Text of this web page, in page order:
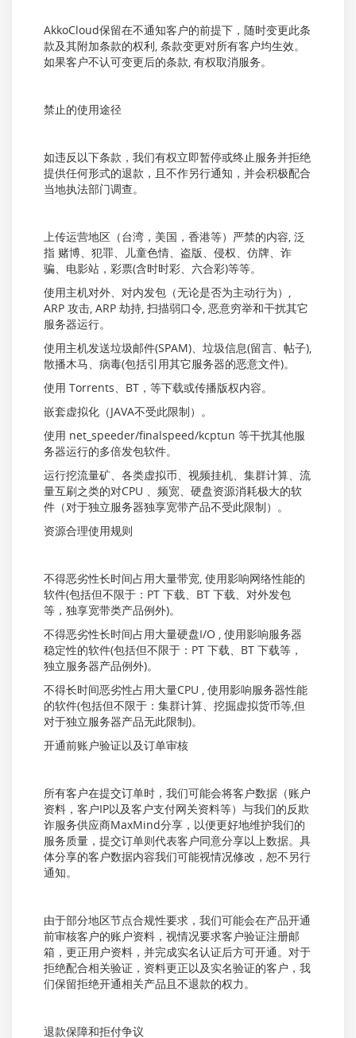
AkkoCloud保留在不通知客户的前提下，随时变更此条
款及其附加条款的权利, 条款变更对所有客户均生效。
如果客户不认可变更后的条款, 有权取消服务。
禁止的使用途径
如违反以下条款，我们有权立即暂停或终止服务并拒绝
提供任何形式的退款，且不作另行通知，并会积极配合
当地执法部门调查。
上传运营地区（台湾，美国，香港等）严禁的内容, 泛
指 赌博、犯罪、儿童色情、盗版、侵权、仿牌、诈
骗、电影站，彩票(含时时彩、六合彩)等等。
使用主机对外、对内发包（无论是否为主动行为）,
ARP 攻击, ARP 劫持, 扫描弱口令, 恶意穷举和干扰其它
服务器运行。
使用主机发送垃圾邮件(SPAM)、垃圾信息(留言、帖子),
散播木马、病毒(包括引用其它服务器的恶意文件)。
使用 Torrents、BT，等下载或传播版权内容。
嵌套虚拟化（JAVA不受此限制）。
使用 net_speeder/finalspeed/kcptun 等干扰其他服
务器运行的多倍发包软件。
运行挖流量矿、各类虚拟币、视频挂机、集群计算、流
量互刷之类的对CPU 、频宽、硬盘资源消耗极大的软
件（对于独立服务器独享宽带产品不受此限制）。
资源合理使用规则
不得恶劣性长时间占用大量带宽, 使用影响网络性能的
软件(包括但不限于：PT 下载、BT 下载、对外发包
等，独享宽带类产品例外)。
不得恶劣性长时间占用大量硬盘I/O , 使用影响服务器
稳定性的软件(包括但不限于：PT 下载、BT 下载等，
独立服务器产品例外)。
不得长时间恶劣性占用大量CPU , 使用影响服务器性能
的软件(包括但不限于：集群计算、挖掘虚拟货币等,但
对于独立服务器产品无此限制)。
开通前账户验证以及订单审核
所有客户在提交订单时，我们可能会将客户数据（账户
资料，客户IP以及客户支付网关资料等）与我们的反欺
诈服务供应商MaxMind分享，以便更好地维护我们的
服务质量，提交订单则代表客户同意分享以上数据。具
体分享的客户数据内容我们可能视情况修改，恕不另行
通知。
由于部分地区节点合规性要求，我们可能会在产品开通
前审核客户的账户资料，视情况要求客户验证注册邮
箱，更正用户资料，并完成实名认证后方可开通。对于
拒绝配合相关验证，资料更正以及实名验证的客户，我
们保留拒绝开通相关产品且不退款的权力。
退款保障和拒付争议